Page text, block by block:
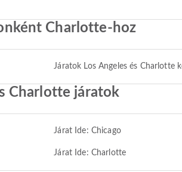
Charlotte-hoz
Járatok Los Angeles és Charlotte
Charlotte járatok
Járat Ide: Chicago
Járat Ide: Charlotte